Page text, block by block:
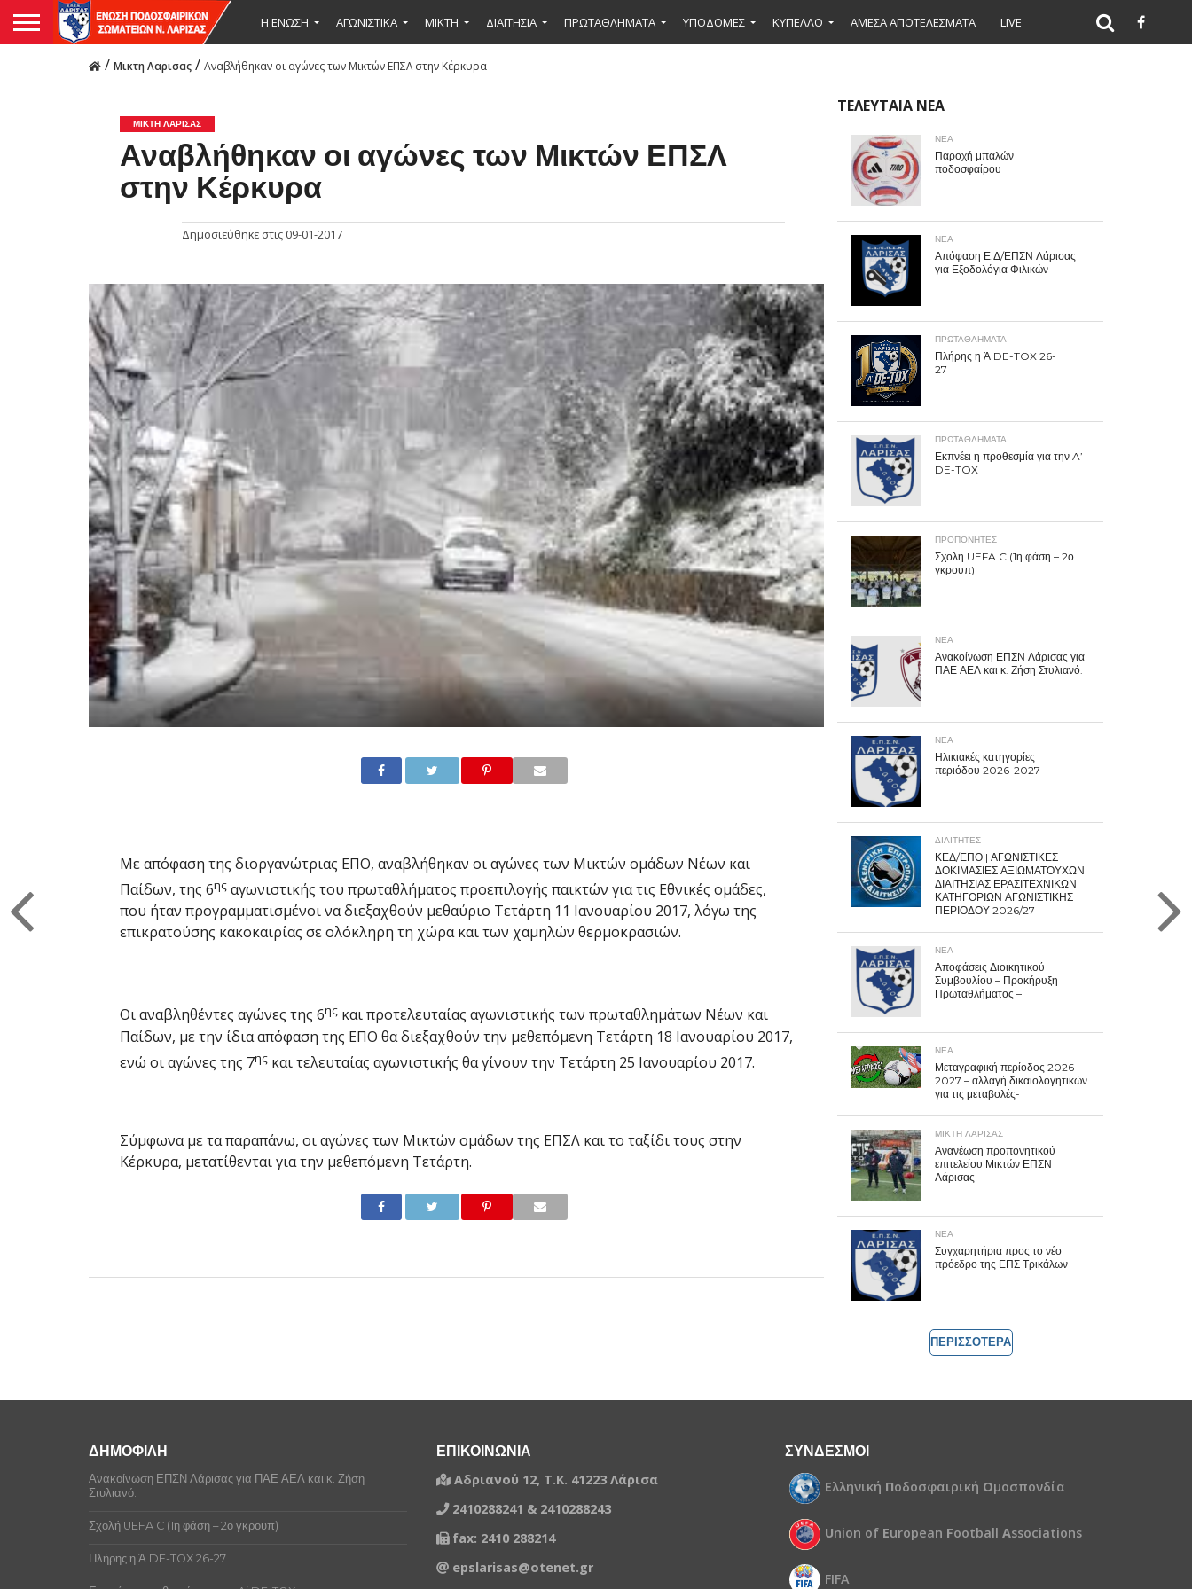
Η ΕΝΩΣΗ ΑΓΩΝΙΣΤΙΚΑ ΜΙΚΤΉ ΔΙΑΙΤΗΣΙΑ ΠΡΩΤΑΘΛΗΜΑΤΑ ΥΠΟΔΟΜΕΣ ΚΥΠΕΛΛΟ ΑΜΕΣΑ ΑΠΟΤΕΛΕΣΜΑΤΑ LIVE
/ Μικτη Λαρισας / Αναβλήθηκαν οι αγώνες των Μικτών ΕΠΣΛ στην Κέρκυρα
ΜΙΚΤΗ ΛΑΡΙΣΑΣ
Αναβλήθηκαν οι αγώνες των Μικτών ΕΠΣΛ
στην Κέρκυρα
Δημοσιεύθηκε στις 09-01-2017
Με απόφαση της διοργανώτριας ΕΠΟ, αναβλήθηκαν οι αγώνες των Μικτών ομάδων Νέων και
Παίδων, της 6ηςαγωνιστικής του πρωταθλήματος προεπιλογής παικτών για τις Εθνικές ομάδες,
που ήταν προγραμματισμένοι να διεξαχθούν μεθαύριο Τετάρτη 11 Ιανουαρίου 2017, λόγω της
επικρατούσης κακοκαιρίας σε ολόκληρη τη χώρα και των χαμηλών θερμοκρασιών.
Οι αναβληθέντες αγώνες της 6ηςκαι προτελευταίας αγωνιστικής των πρωταθλημάτων Νέων και
Παίδων, με την ίδια απόφαση της ΕΠΟ θα διεξαχθούν την μεθεπόμενη Τετάρτη 18 Ιανουαρίου 2017,
ενώ οι αγώνες της 7ηςκαι τελευταίας αγωνιστικής θα γίνουν την Τετάρτη 25 Ιανουαρίου 2017.
Σύμφωνα με τα παραπάνω, οι αγώνες των Μικτών ομάδων της ΕΠΣΛ και το ταξίδι τους στην
Κέρκυρα, μετατίθενται για την μεθεπόμενη Τετάρτη.
ΤΕΛΕΥΤΑΙΑ ΝΕΑ
ΝΕΑ
Παροχή μπαλών
ποδοσφαίρου
ΝΕΑ
Απόφαση Ε.Δ/ΕΠΣΝ Λάρισας
για Εξοδολόγια Φιλικών
ΠΡΩΤΑΘΛΉΜΑΤΑ
Πλήρης η Ά DE-TOX 26-
27
ΠΡΩΤΑΘΛΉΜΑΤΑ
Εκπνέει η προθεσμία για την A’
DE-TOX
ΠΡΟΠΟΝΗΤΈΣ
Σχολή UEFA C (1η φάση – 2ο
γκρουπ)
ΝΕΑ
Ανακοίνωση ΕΠΣΝ Λάρισας για
ΠΑΕ ΑΕΛ και κ. Ζήση Στυλιανό.
ΝΕΑ
Ηλικιακές κατηγορίες
περιόδου 2026-2027
ΔΙΑΙΤΗΤΕΣ
ΚΕΔ/ΕΠΟ | ΑΓΩΝΙΣΤΙΚΕΣ
ΔΟΚΙΜΑΣΙΕΣ ΑΞΙΩΜΑΤΟΥΧΩΝ
ΔΙΑΙΤΗΣΙΑΣ ΕΡΑΣΙΤΕΧΝΙΚΩΝ
ΚΑΤΗΓΟΡΙΩΝ ΑΓΩΝΙΣΤΙΚΗΣ
ΠΕΡΙΟΔΟΥ 2026/27
ΝΕΑ
Αποφάσεις Διοικητικού
Συμβουλίου – Προκήρυξη
Πρωταθλήματος –
ΝΕΑ
Μεταγραφική περίοδος 2026-
2027 – αλλαγή δικαιολογητικών
για τις μεταβολές-
ΜΙΚΤΗ ΛΑΡΙΣΑΣ
Ανανέωση προπονητικού
επιτελείου Μικτών ΕΠΣΝ
Λάρισας
ΝΕΑ
Συγχαρητήρια προς το νέο
πρόεδρο της ΕΠΣ Τρικάλων
ΠΕΡΙΣΣΟΤΕΡΑ
ΔΗΜΟΦΙΛΗ
Ανακοίνωση ΕΠΣΝ Λάρισας για ΠΑΕ ΑΕΛ και κ. Ζήση
Στυλιανό.
Σχολή UEFA C (1η φάση – 2ο γκρουπ)
Πλήρης η Ά DE-TOX 26-27
ΕΠΙΚΟΙΝΩΝΙΑ
Αδριανού 12, Τ.Κ. 41223 Λάρισα
2410288241 & 2410288243
fax: 2410 288214
epslarisas@otenet.gr
ΣΥΝΔΕΣΜΟΙ
Ελληνική Ποδοσφαιρική Ομοσπονδία
Union of European Football Associations
FIFA